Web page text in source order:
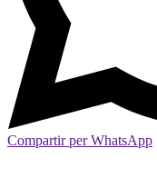
Compartir per WhatsApp